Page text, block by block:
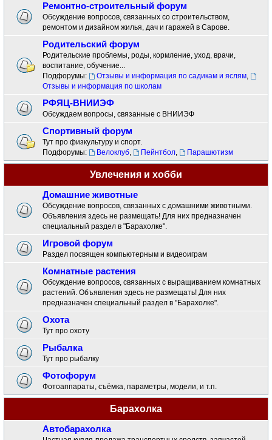
Ремонтно-строительный форум
Обсуждение вопросов, связанных со строительством,
ремонтом и дизайном жилья, дач и гаражей в Сарове.
Родительский форум
Родительские проблемы, роды, кормление, уход, врачи,
воспитание, обучение...
Подфорумы:
Отзывы и информация по садикам и яслям,
Отзывы и информация по школам
РФЯЦ-ВНИИЭФ
Обсуждаем вопросы, связанные с ВНИИЭФ
Спортивный форум
Тут про физкультуру и спорт.
Подфорумы:
Велоклуб, Пейнтбол, Парашютизм
Увлечения и хобби
Домашние животные
Обсуждение вопросов, связанных с домашними животными.
Объявления здесь не размещать! Для них предназначен
специальный раздел в "Барахолке".
Игровой форум
Раздел посвящен компьютерным и видеоиграм
Комнатные растения
Обсуждение вопросов, связанных с выращиванием комнатных
растений. Объявления здесь не размещать! Для них
предназначен специальный раздел в "Барахолке".
Охота
Тут про охоту
Рыбалка
Тут про рыбалку
Фотофорум
Фотоаппараты, съёмка, параметры, модели, и т.п.
Барахолка
Автобарахолка